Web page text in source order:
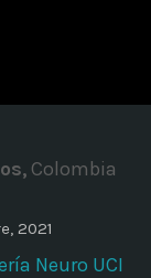
Time
Colombia
2021
Neuro UCI